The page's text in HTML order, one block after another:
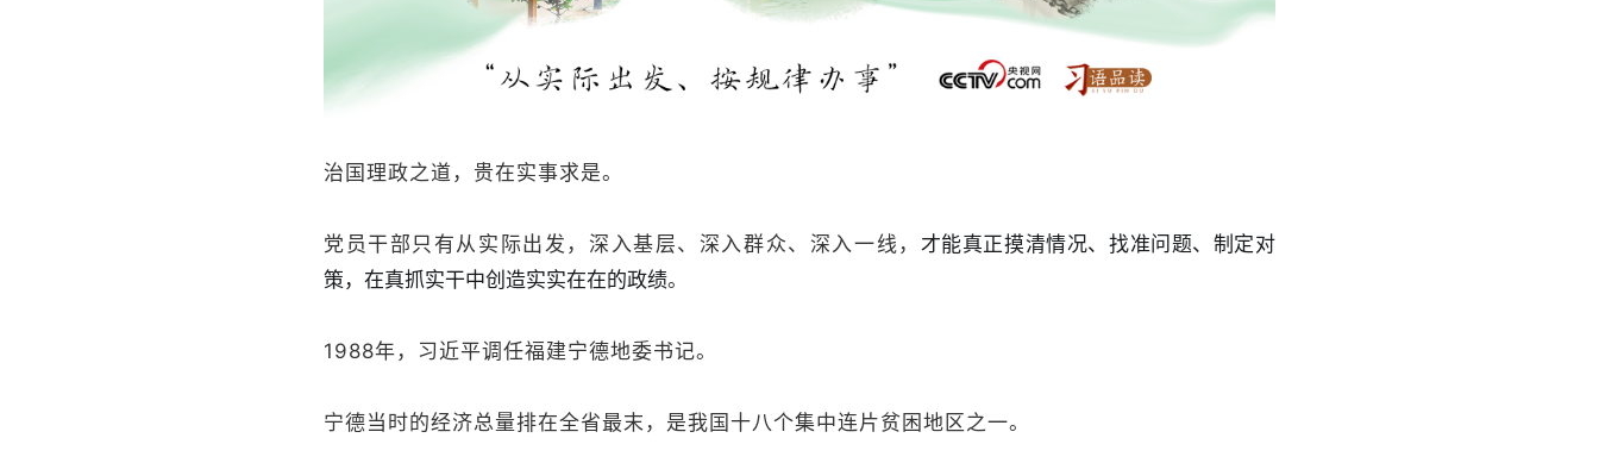
治国理政之道，贵在实事求是。
党员干部只有从实际出发，深入基层、深入群众、深入一线， 才能真正摸清情况、找准问题、制定对
策，在真抓实干中创造实实在在的政绩。
1988年，习近平调任福建宁德地委书记。
宁德当时的经济总量排在全省最末，是我国十八个集中连片贫困地区之一。